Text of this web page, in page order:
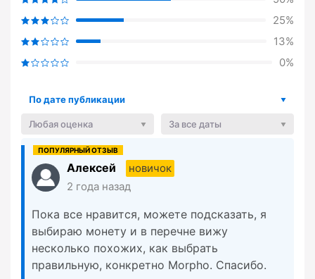
25%
13%
0%
По дате публикации
Любая оценка За все даты
Алексей
новичок
2 года назад
Пока все нравится, можете подсказать, я
выбираю монету и в перечне вижу
несколько похожих, как выбрать
правильную, конкретно Morpho. Спасибо.